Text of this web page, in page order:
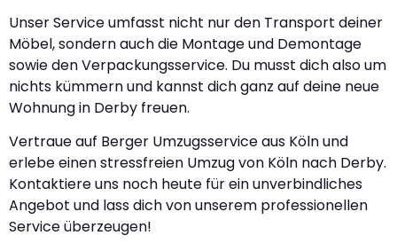
Unser Service umfasst nicht nur den Transport deiner
Möbel, sondern auch die Montage und Demontage
sowie den Verpackungsservice. Du musst dich also um
nichts kümmern und kannst dich ganz auf deine neue
Wohnung in Derby freuen.
Vertraue auf Berger Umzugsservice aus Köln und
erlebe einen stressfreien Umzug von Köln nach Derby.
Kontaktiere uns noch heute für ein unverbindliches
Angebot und lass dich von unserem professionellen
Service überzeugen!